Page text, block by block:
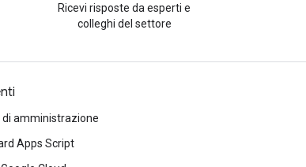
Ricevi risposte da esperti e
colleghi del settore
di amministrazione
Apps Script